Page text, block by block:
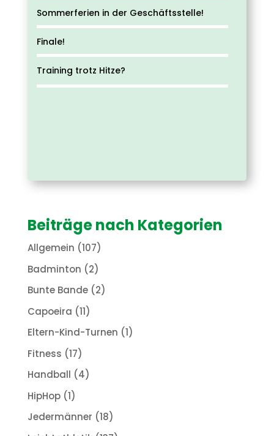
Sommerferien in der Geschäftsstelle!
Finale!
Training trotz Hitze?
Beiträge nach Kategorien
Allgemein (107)
Badminton (2)
Bunte Bande(2)
Capoeira (11)
Eltern-Kind-Turnen (1)
Fitness (17)
Handball (4)
HipHop(1)
Jedermänner (18)